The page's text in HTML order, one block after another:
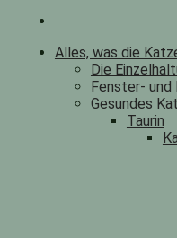
Alles, was die
Die
Fenster- und
Gesundes
Taurin